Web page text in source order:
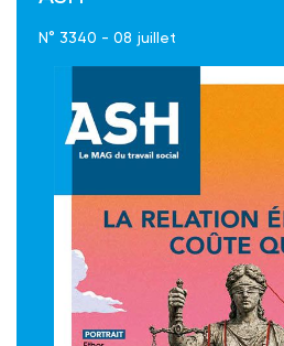
N° 3340 - 08 juillet